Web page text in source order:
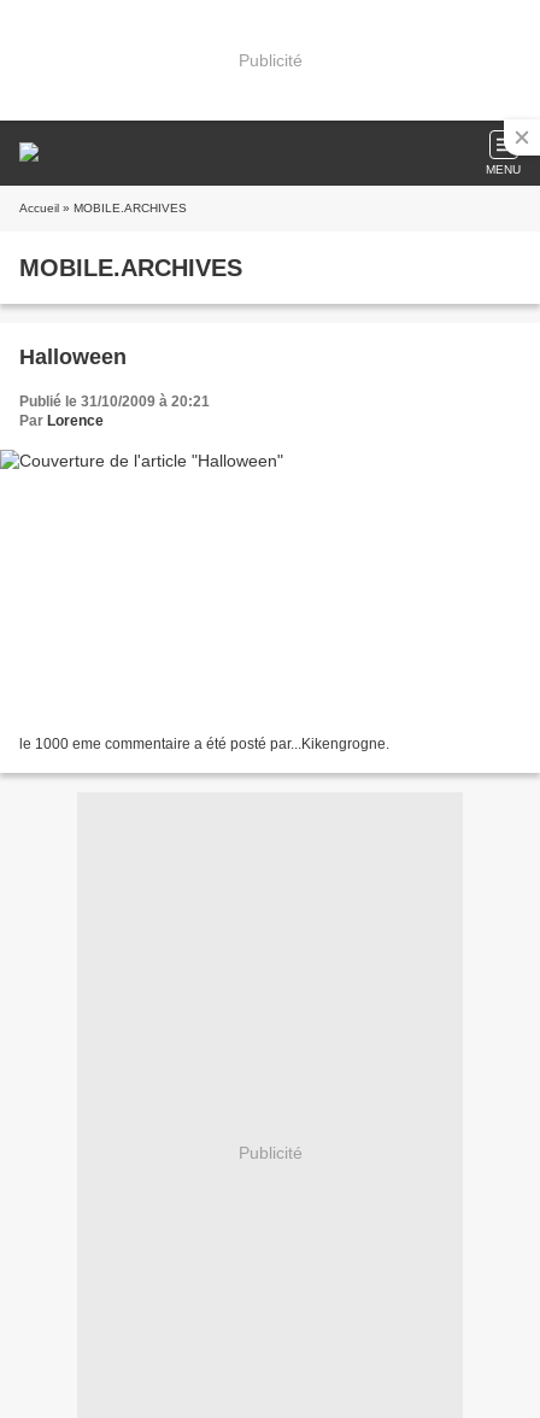
Publicité
MENU
Accueil » MOBILE.ARCHIVES
MOBILE.ARCHIVES
Halloween
Publié le 31/10/2009 à 20:21
Par Lorence
le 1000 eme commentaire a été posté par...Kikengrogne.
Publicité